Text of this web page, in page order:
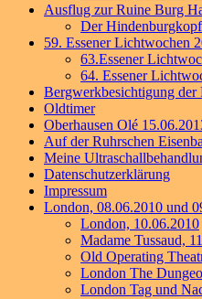
Ausflug zur Ruine Burg
Der Hindenburgkopf
59. Essener Lichtwochen
63.Essener
64. Essener
Bergwerkbesichtigung
Oldtimer
Oberhausen Olé
Auf der Ruhrschen
Meine
Datenschutzerklärung
Impressum
London, 08.06.2010 und
London, 10.06.2010
Madame Tussaud,
Old Operating
London The
London Tag und